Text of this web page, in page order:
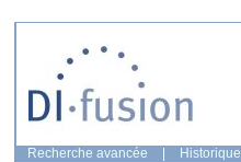
Recherche avancée